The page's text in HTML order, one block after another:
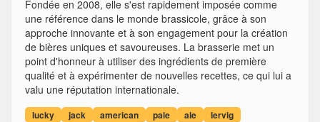
Fondée en 2008, elle s'est rapidement imposée comme
une référence dans le monde brassicole, grâce à son
approche innovante et à son engagement pour la création
de bières uniques et savoureuses. La brasserie met un
point d'honneur à utiliser des ingrédients de première
qualité et à expérimenter de nouvelles recettes, ce qui lui a
valu une réputation internationale.
lucky jack american pale ale
lervig